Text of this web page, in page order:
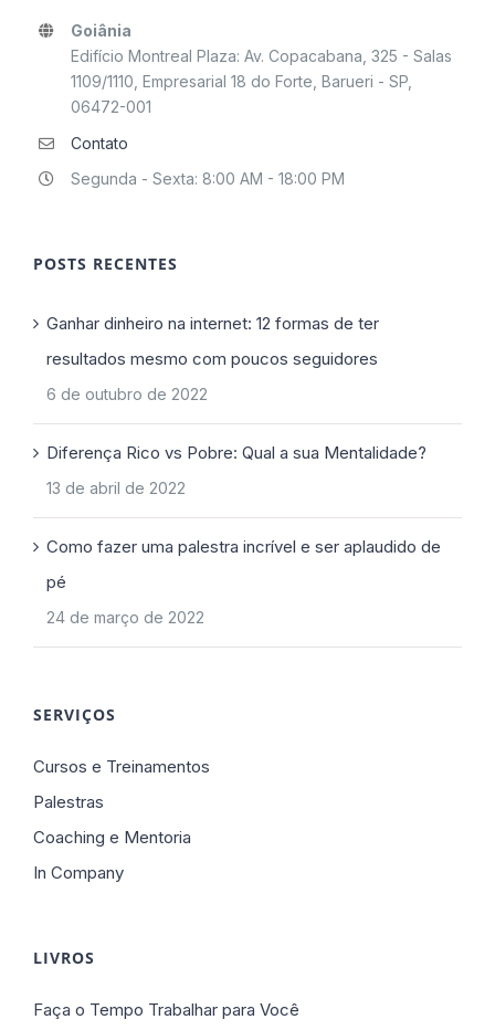
Goiânia
Edifício Montreal Plaza: Av. Copacabana, 325 - Salas
1109/1110, Empresarial 18 do Forte, Barueri - SP,
06472-001
Contato
Segunda - Sexta: 8:00 AM - 18:00 PM
POSTS RECENTES
Ganhar dinheiro na internet: 12 formas de ter
resultados mesmo com poucos seguidores
6 de outubro de 2022
Diferença Rico vs Pobre: Qual a sua Mentalidade?
13 de abril de 2022
Como fazer uma palestra incrível e ser aplaudido de
pé
24 de março de 2022
SERVIÇOS
Cursos e Treinamentos
Palestras
Coaching e Mentoria
In Company
LIVROS
Faça o Tempo Trabalhar para Você